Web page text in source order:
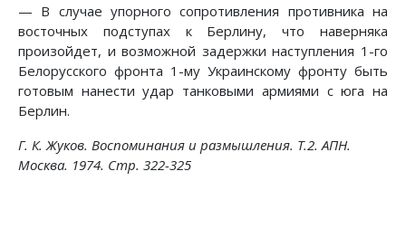
— В случае упорного сопротивления противника на
восточных подступах к Берлину, что наверняка
произойдет, и возможной задержки наступления 1-го
Белорусского фронта 1-му Украинскому фронту быть
готовым нанести удар танковыми армиями с юга на
Берлин.
Г. К. Жуков. Воспоминания и размышления. Т.2. АПН.
Москва. 1974. Стр. 322-325